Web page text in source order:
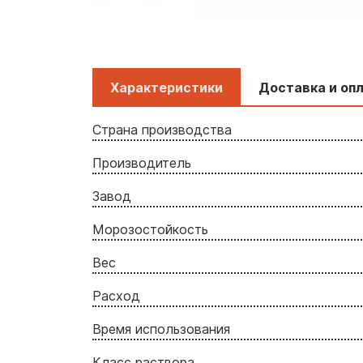
Характеристики Доставка и
Страна производства
Производитель
Завод
Морозостойкость
Вес
Расход
Время использования